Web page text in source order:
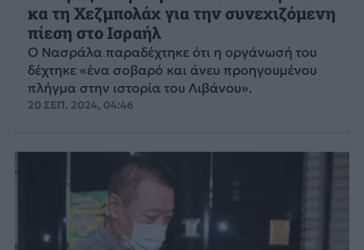
κα τη Χεζμπολάχ για την συνεχιζόμενη
πίεση στο Ισραήλ
Ο Νασράλα παραδέχτηκε ότι η οργάνωσή του
δέχτηκε «ένα σοβαρό και άνευ προηγουμένου
πλήγμα στην ιστορία του Λιβάνου».
20 ΣΕΠ. 2024, 04:46